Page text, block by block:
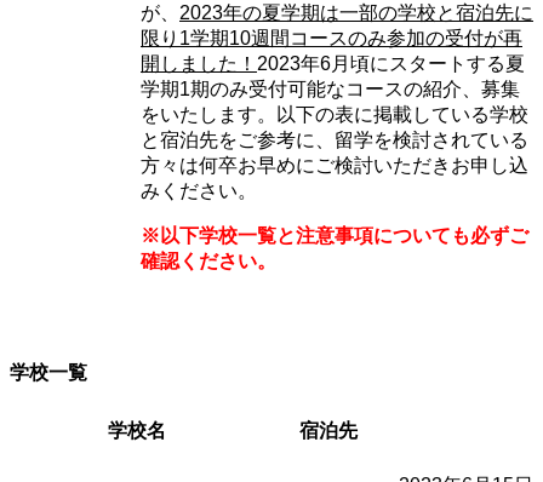
が、 2023年の夏学期は一部の学校と宿泊先に
限り1学期10週間コースのみ参加の受付が再
開しました！ 2023年6月頃にスタートする夏
学期1期のみ受付可能なコースの紹介、募集
をいたします。以下の表に掲載している学校
と宿泊先をご参考に、留学を検討されている
方々は何卒お早めにご検討いただきお申し込
みください。
※以下学校一覧と注意事項についても必ずご
確認ください。
学校一覧
学校名 宿泊先